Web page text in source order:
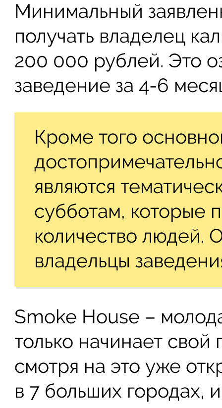
Минимальный
получать владелец
200 000 рублей. Это
заведение за 4-6
Кроме того
являются
субботам, которые
количество людей.
владельцы
Smoke House –
только начинает свой
смотря на это уже
в 7 больших городах,